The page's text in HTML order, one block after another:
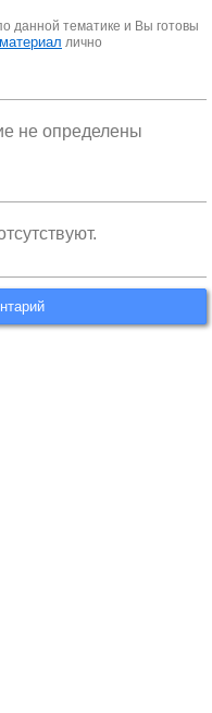
данной тематике и Вы готовы
лично
не определены